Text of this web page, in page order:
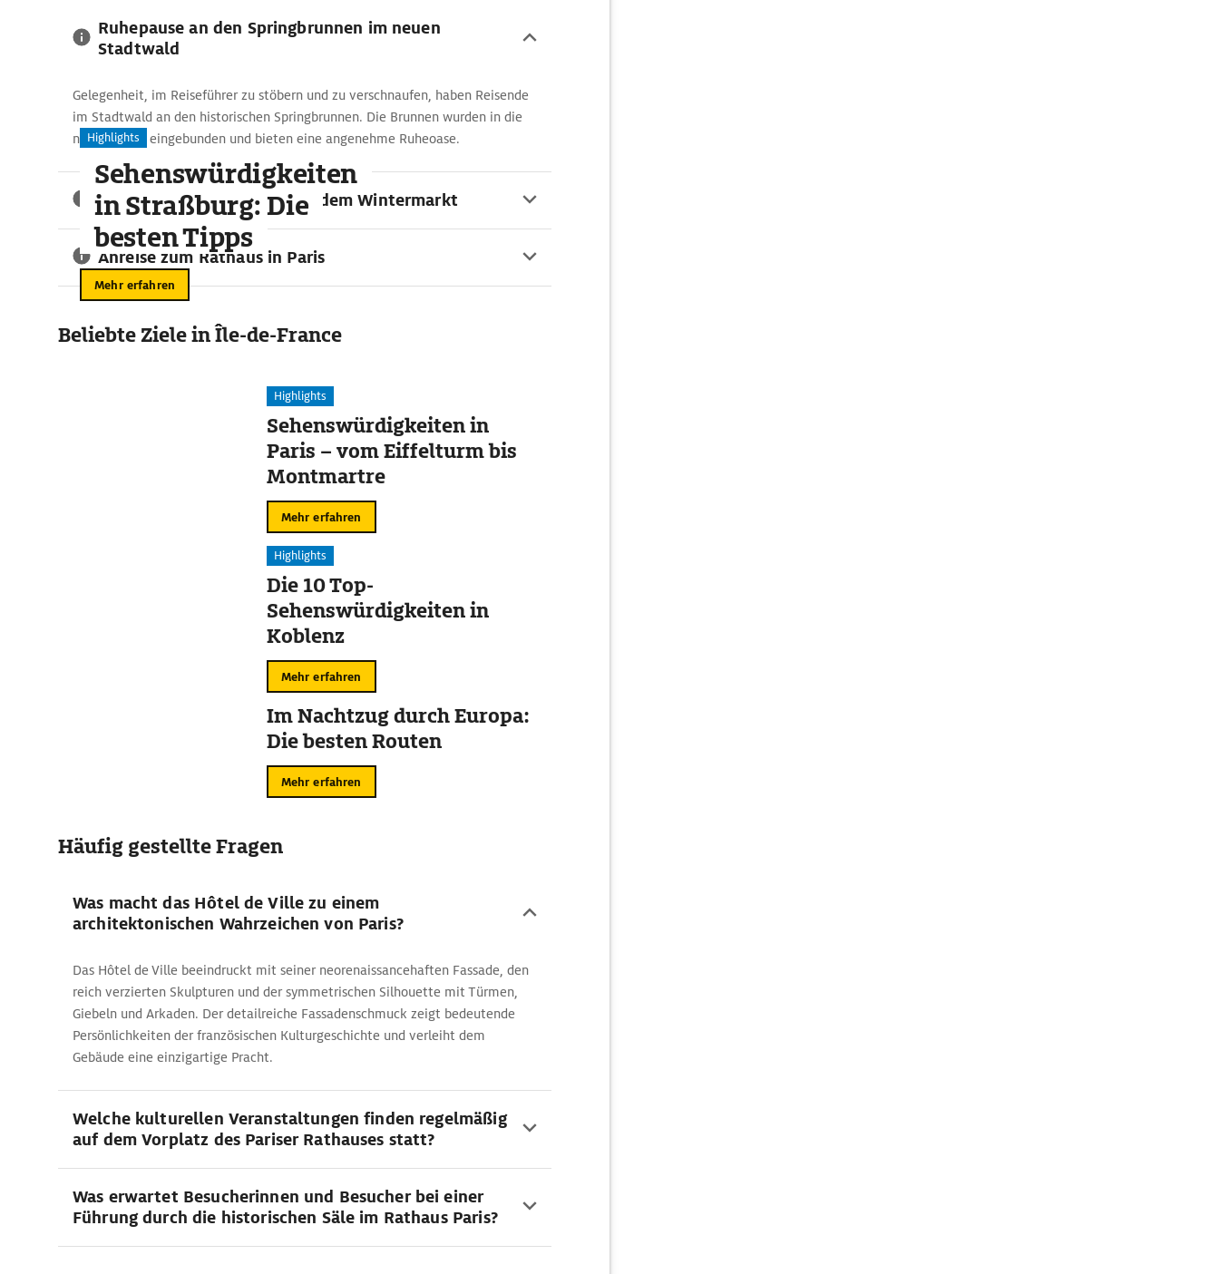
Ruhepause an den Springbrunnen im neuen
Stadtwald
Gelegenheit, im Reiseführer zu stöbern und zu verschnaufen, haben Reisende
im Stadtwald an den historischen Springbrunnen. Die Brunnen wurden in die
neue Anlage eingebunden und bieten eine angenehme Ruheoase.
Weihnachtsatmosphäre auf dem Wintermarkt
Anreise zum Rathaus in Paris
Highlights
Sehenswürdigkeiten
in Straßburg: Die
besten Tipps
Mehr erfahren
Beliebte Ziele in Île-de-France
Highlights
Sehenswürdigkeiten in
Paris – vom Eiffelturm bis
Montmartre
Mehr erfahren
Highlights
Die 10 Top-
Sehenswürdigkeiten in
Koblenz
Mehr erfahren
Im Nachtzug durch Europa:
Die besten Routen
Mehr erfahren
Häufig gestellte Fragen
Was macht das Hôtel de Ville zu einem
architektonischen Wahrzeichen von Paris?
Das Hôtel de Ville beeindruckt mit seiner neorenaissancehaften Fassade, den
reich verzierten Skulpturen und der symmetrischen Silhouette mit Türmen,
Giebeln und Arkaden. Der detailreiche Fassadenschmuck zeigt bedeutende
Persönlichkeiten der französischen Kulturgeschichte und verleiht dem
Gebäude eine einzigartige Pracht.
Welche kulturellen Veranstaltungen finden regelmäßig
auf dem Vorplatz des Pariser Rathauses statt?
Was erwartet Besucherinnen und Besucher bei einer
Führung durch die historischen Säle im Rathaus Paris?